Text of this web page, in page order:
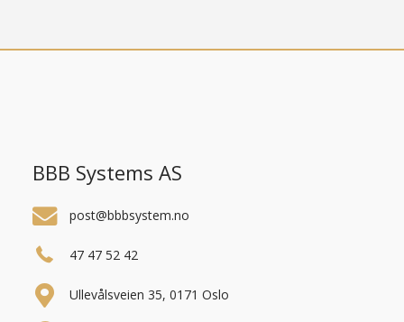
BBB Systems AS
post@bbbsystem.no
47 47 52 42
Ullevålsveien 35, 0171 Oslo